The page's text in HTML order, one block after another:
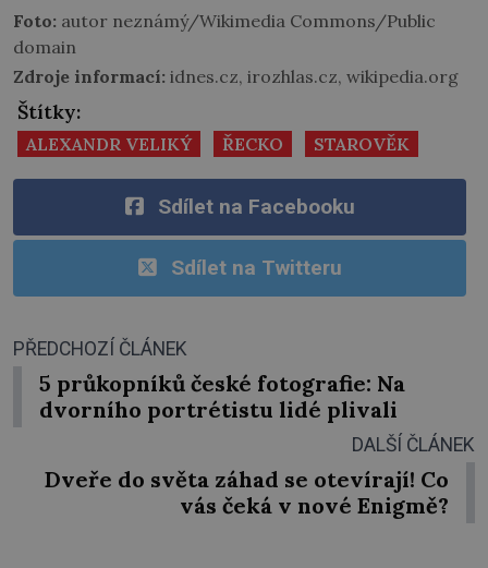
Foto: autor neznámý/Wikimedia Commons/Public
domain
Zdroje informací: idnes.cz, irozhlas.cz, wikipedia.org
Štítky:
ALEXANDR VELIKÝ ŘECKO STAROVĚK
Sdílet na Facebooku
Sdílet na Twitteru
PŘEDCHOZÍ ČLÁNEK
5 průkopníků české fotografie: Na
dvorního portrétistu lidé plivali
DALŠÍ ČLÁNEK
Dveře do světa záhad se otevírají! Co
vás čeká v nové Enigmě?